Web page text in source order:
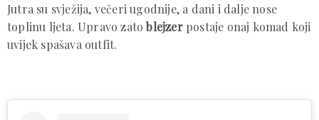
Jutra su svježija, večeri ugodnije, a dani i dalje nose
toplinu ljeta. Upravo zatoblejzer postaje onaj komad koji
uvijek spašava outfit.